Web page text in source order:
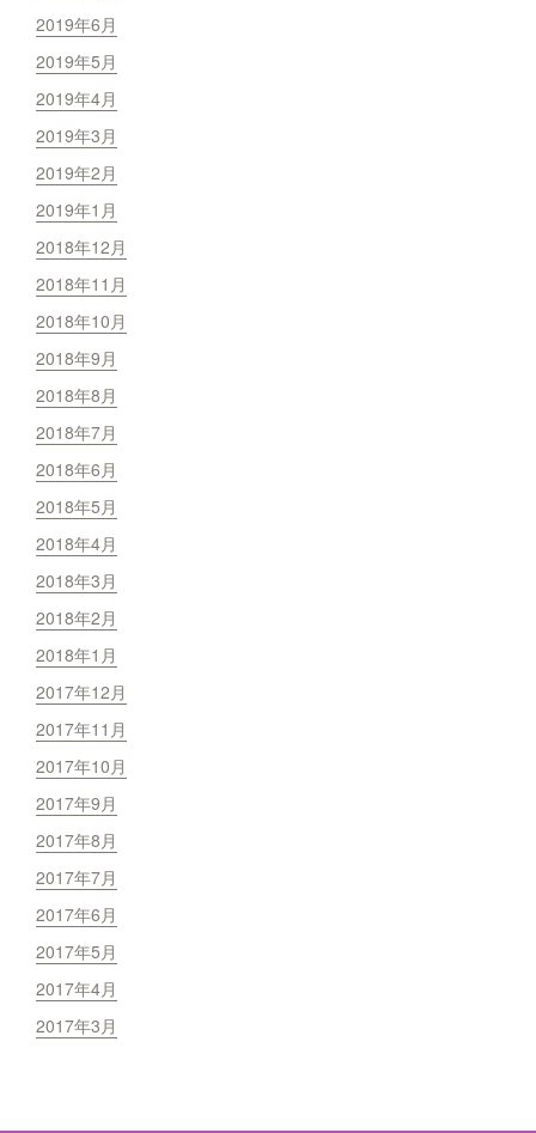
2019年6月
2019年5月
2019年4月
2019年3月
2019年2月
2019年1月
2018年12月
2018年11月
2018年10月
2018年9月
2018年8月
2018年7月
2018年6月
2018年5月
2018年4月
2018年3月
2018年2月
2018年1月
2017年12月
2017年11月
2017年10月
2017年9月
2017年8月
2017年7月
2017年6月
2017年5月
2017年4月
2017年3月